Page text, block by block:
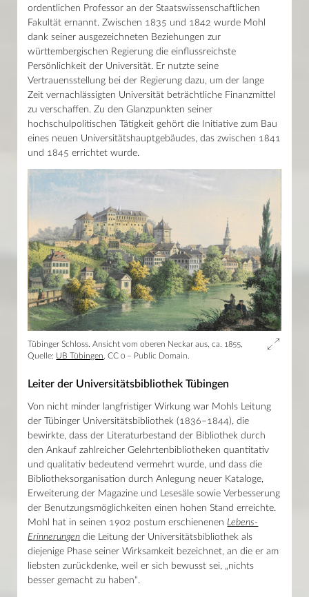
ordentlichen Professor an der Staatswissenschaftlichen
Fakultät ernannt. Zwischen 1835 und 1842 wurde Mohl
dank seiner ausgezeichneten Beziehungen zur
württembergischen Regierung die einflussreichste
Persönlichkeit der Universität. Er nutzte seine
Vertrauensstellung bei der Regierung dazu, um der lange
Zeit vernachlässigten Universität beträchtliche Finanzmittel
zu verschaffen. Zu den Glanzpunkten seiner
hochschulpolitischen Tätigkeit gehört die Initiative zum Bau
eines neuen Universitätshauptgebäudes, das zwischen 1841
und 1845 errichtet wurde.
Tübinger Schloss. Ansicht vom oberen Neckar aus, ca. 1855,
Quelle: UB Tübingen , CC 0 – Public Domain.
Leiter der Universitätsbibliothek Tübingen
Von nicht minder langfristiger Wirkung war Mohls Leitung
der Tübinger Universitätsbibliothek (1836–1844), die
bewirkte, dass der Literaturbestand der Bibliothek durch
den Ankauf zahlreicher Gelehrtenbibliotheken quantitativ
und qualitativ bedeutend vermehrt wurde, und dass die
Bibliotheksorganisation durch Anlegung neuer Kataloge,
Erweiterung der Magazine und Lesesäle sowie Verbesserung
der Benutzungsmöglichkeiten einen hohen Stand erreichte.
Mohl hat in seinen 1902 postum erschienenen Lebens-
Erinnerungen die Leitung der Universitätsbibliothek als
diejenige Phase seiner Wirksamkeit bezeichnet, an die er am
liebsten zurückdenke, weil er sich bewusst sei, „nichts
besser gemacht zu haben“.